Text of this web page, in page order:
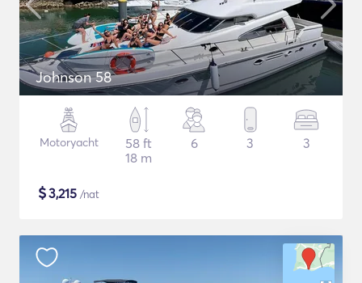
Johnson 58
Motoryacht
58 ft
18 m
6 3 3
$3,215 /nat